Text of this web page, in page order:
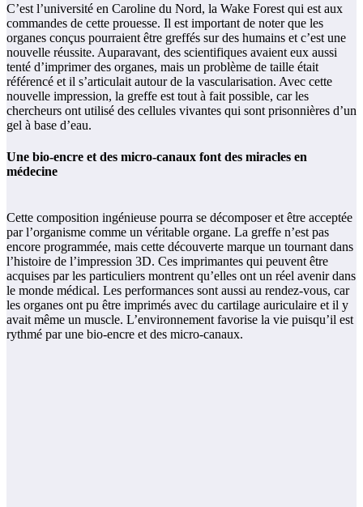
C’est l’université en Caroline du Nord, la Wake Forest qui est aux
commandes de cette prouesse. Il est important de noter que les
organes conçus pourraient être greffés sur des humains et c’est une
nouvelle réussite. Auparavant, des scientifiques avaient eux aussi
tenté d’imprimer des organes, mais un problème de taille était
référencé et il s’articulait autour de la vascularisation. Avec cette
nouvelle impression, la greffe est tout à fait possible, car les
chercheurs ont utilisé des cellules vivantes qui sont prisonnières d’un
gel à base d’eau.
Une bio-encre et des micro-canaux font des miracles en
médecine
Cette composition ingénieuse pourra se décomposer et être acceptée
par l’organisme comme un véritable organe. La greffe n’est pas
encore programmée, mais cette découverte marque un tournant dans
l’histoire de l’impression 3D. Ces imprimantes qui peuvent être
acquises par les particuliers montrent qu’elles ont un réel avenir dans
le monde médical. Les performances sont aussi au rendez-vous, car
les organes ont pu être imprimés avec du cartilage auriculaire et il y
avait même un muscle. L’environnement favorise la vie puisqu’il est
rythmé par une bio-encre et des micro-canaux.